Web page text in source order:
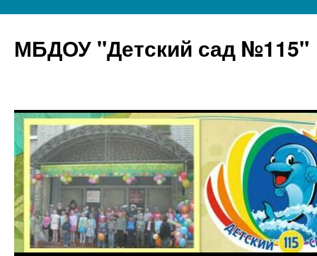
МБДОУ "Детский сад №115"